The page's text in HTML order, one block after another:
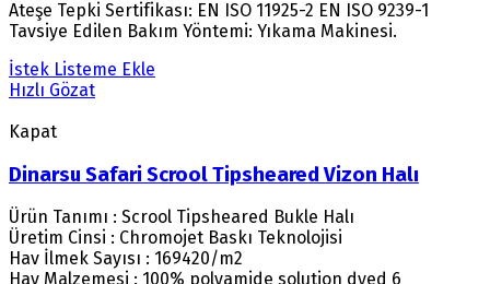
Ateşe Tepki Sertifikası: EN ISO 11925-2 EN ISO 9239-1
Tavsiye Edilen Bakım Yöntemi: Yıkama Makinesi.
İstek Listeme Ekle
Hızlı Gözat
Kapat
Dinarsu Safari Scrool Tipsheared Vizon Halı
Ürün Tanımı : Scrool Tipsheared Bukle Halı
Üretim Cinsi : Chromojet Baskı Teknolojisi
Hav İlmek Sayısı : 169420/m2
Hav Malzemesi : 100% polyamide solution dyed 6